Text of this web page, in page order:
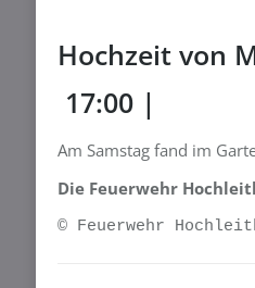
Hochzeit von
17:00 |
Am Samstag fand im
Die Feuerwehr
© Feuerwehr